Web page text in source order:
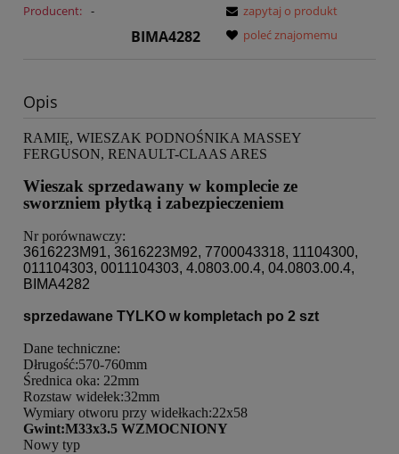
Producent: -
BIMA4282
zapytaj o produkt
poleć znajomemu
Opis
RAMIĘ, WIESZAK PODNOŚNIKA MASSEY
FERGUSON, RENAULT-CLAAS ARES
Wieszak sprzedawany w komplecie ze
sworzniem płytką i zabezpieczeniem
Nr porównawczy:
3616223M91, 3616223M92, 7700043318, 11104300,
011104303, 0011104303, 4.0803.00.4, 04.0803.00.4,
BIMA4282
sprzedawane TYLKO w kompletach po 2 szt
Dane techniczne:
Dłrugość:570-760mm
Średnica oka: 22mm
Rozstaw widełek:32mm
Wymiary otworu przy widełkach:22x58
Gwint:M33x3.5 WZMOCNIONY
Nowy typ